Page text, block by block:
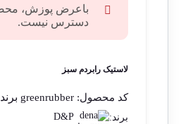
باعرض پوزش،
دسترس نیست.
لاستیک رابردم سبز
کد محصول: greenrubber
برند: D&P